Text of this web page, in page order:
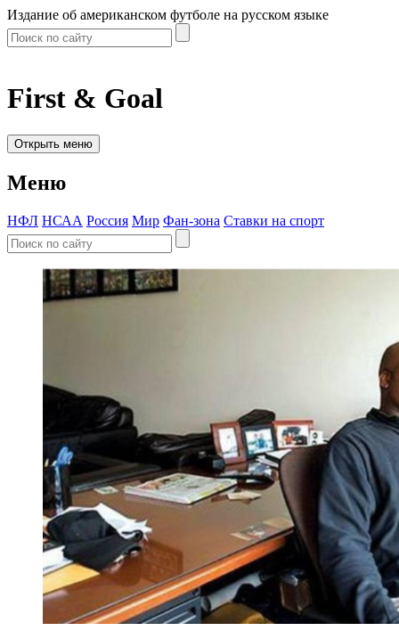
Издание об американском футболе на русском языке
First & Goal
Открыть меню
Меню
НФЛ НСАА Россия Мир Фан-зона Ставки на спорт